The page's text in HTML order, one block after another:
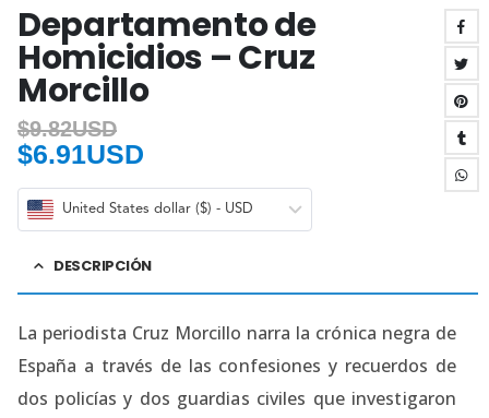
Departamento de
Homicidios – Cruz
Morcillo
$9.82USD
$6.91USD
United States dollar ($) - USD
DESCRIPCIÓN
La periodista Cruz Morcillo narra la crónica negra de
España a través de las confesiones y recuerdos de
dos policías y dos guardias civiles que investigaron